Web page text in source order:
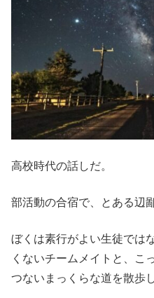
高校時代の話しだ。
部活動の合宿で、とある辺
ぼくは素行がよい生徒では
くないチームメイトと、こ
つないまっくらな道を散歩し